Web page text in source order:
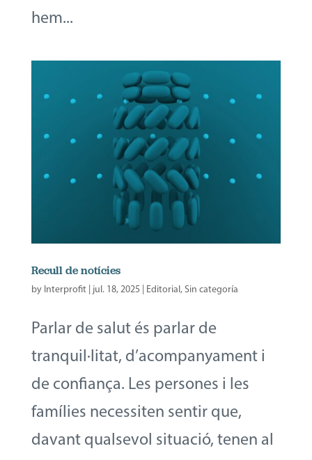
hem...
Recull de notícies
by Interprofit| jul. 18, 2025 Editorial,Sin categoría
Parlar de salut és parlar de
tranquil·litat, d’acompanyament i
de confiança. Les persones i les
famílies necessiten sentir que,
davant qualsevol situació, tenen al